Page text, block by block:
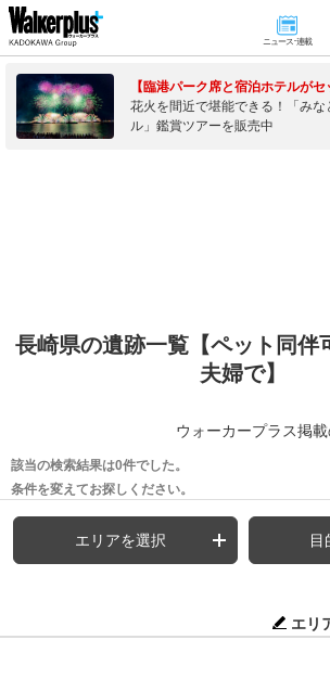
ニュース･連載
【臨港パーク席と宿泊ホテルがセ
花火を間近で堪能できる！「み
ル」鑑賞ツアーを販売中
長崎県の遺跡一覧【ペット同伴
夫婦で】
ウォーカープラス掲
該当の検索結果は0件でした。
条件を変えてお探しください。
エリアを選択 目
エリ